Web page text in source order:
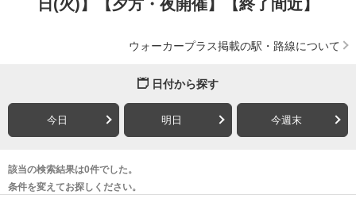
日(火)】【夕方・夜開催】【終了間近】
ウォーカープラス掲載の駅・路線について
日付から探す
今日 明日 今週末
該当の検索結果は0件でした。
条件を変えてお探しください。